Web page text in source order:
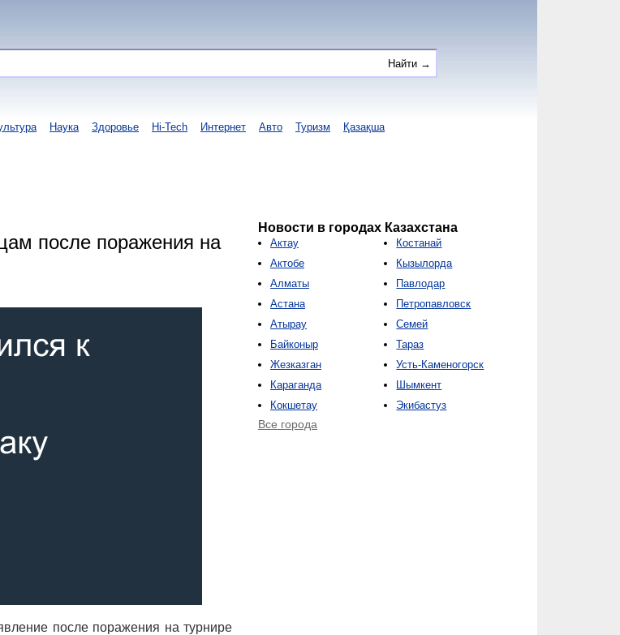
Наука Здоровье Hi-Tech Интернет Авто Туризм Қазақша
после поражения на
после поражения на турнире
Новости в городах Казахстана
Актау
Актобе
Алматы
Астана
Атырау
Байконыр
Жезказган
Караганда
Кокшетау
Костанай
Кызылорда
Павлодар
Петропавловск
Семей
Тараз
Усть-Каменогорск
Шымкент
Экибастуз
Все города